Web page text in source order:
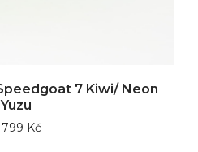
7 Kiwi/ Neon
Yuzu
Kč